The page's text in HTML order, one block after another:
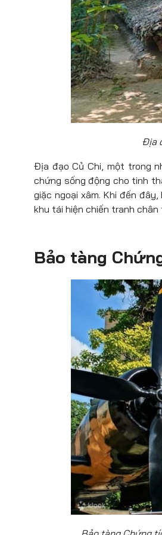
Địa
Địa đạo Củ Chi, một trong
chứng sống động cho tinh
giặc ngoại xâm. Khi đến
khu tái hiện chiến tranh
Bảo tàng